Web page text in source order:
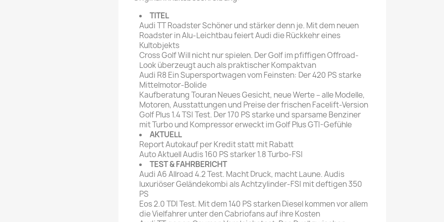
MERIAN
Garten
Selbst ist der
Mann
TAGES &
WOCHENZEITUNGEN
Bildzeitung
Frankfurter Allgemeine
Magazin
Frankfurter Illustrierte
SONSTIGE
Sonstige
Magazine
TITEL
Audi TT Roadster Schöner und stärker denn je. Mit dem neuen
Roadster in Alu-Leichtbau feiert Audi die Rückkehr eines
Kultobjekts
Cross Golf Will nicht nur spielen. Der Golf im pfiffigen Offroad-
Look überzeugt auch als praktischer Kompaktvan
Audi R8 Ein Supersportwagen vom Feinsten: Der 420 PS starke
Mittelmotor-Bolide
Kaufberatung Touran Neues Gesicht, neue Werte – alle Modelle,
Motoren, Ausstattungen und Preise der frischen Facelift-Version
Golf Plus 1.4 TSI Test. Der 170 PS starke und sparsame Benziner
mit Turbo und Kompressor erweckt im Golf Plus GTI-Gefühle
AKTUELL
Report Autokauf per Kredit statt mit Rabatt
Auto Aktuell Audis 160 PS starker 1.8 Turbo-FSI
TEST & FAHRBERICHT
Audi A6 Allroad 4.2 Test. Macht Druck, macht Laune. Audis
luxuriöser Geländekombi als Achtzylinder-FSI mit deftigen 350
PS
Eos 2.0 TDI Test. Mit dem 140 PS starken Diesel kommen vor allem
die Vielfahrer unter den Cabriofans auf ihre Kosten